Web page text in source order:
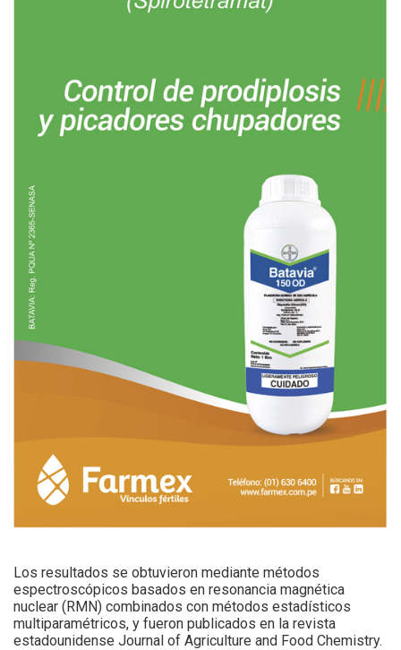
Los resultados se obtuvieron mediante métodos
espectroscópicos basados en resonancia magnética
nuclear (RMN) combinados con métodos estadísticos
multiparamétricos, y fueron publicados en la revista
estadounidense Journal of Agriculture and Food Chemistry.